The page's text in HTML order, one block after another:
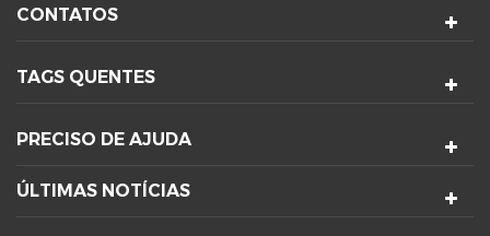
CONTATOS
TAGS QUENTES
PRECISO DE AJUDA
ÚLTIMAS NOTÍCIAS